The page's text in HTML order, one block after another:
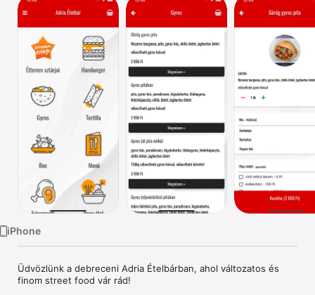
Mac
Watch
iPhone
Üdvözlünk a debreceni Adria Ételbárban, ahol változatos és
finom street food vár rád!